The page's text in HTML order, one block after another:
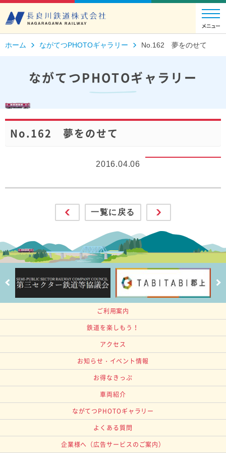
ホーム ながてつPHOTOギャラリー No.162 夢をのせて
ながてつPHOTOギャラリー
No.162 夢をのせて
2016.04.06
一覧に戻る
ご利用案内
鉄道を楽しもう！
アクセス
お知らせ・イベント情報
お得なきっぷ
車両紹介
ながてつPHOTOギャラリー
よくある質問
企業様へ （広告サービスのご案内）